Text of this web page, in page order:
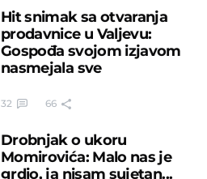
Hit snimak sa otvaranja
prodavnice u Valjevu:
Gospođa svojom izjavom
nasmejala sve
32 66
Drobnjak o ukoru
Momirovića: Malo nas je
grdio, ja nisam sujetan...